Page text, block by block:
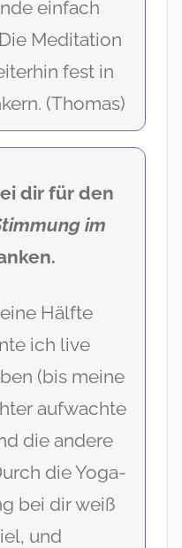
einfach
Meditation
fest in
(Thomas)
dir für den
im
Hälfte
ich live
(bis meine
aufwachte
die andere
die Yoga-
bei dir weiß
und